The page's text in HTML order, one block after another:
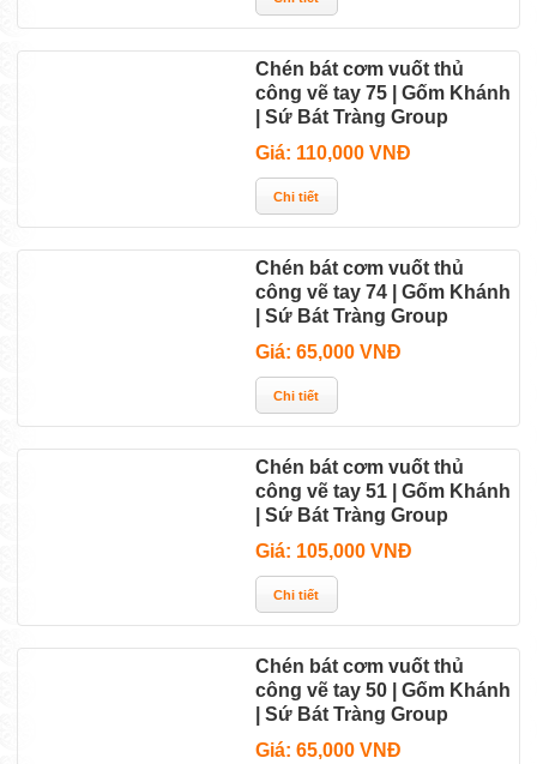
Chén bát cơm vuốt thủ
công vẽ tay 75 | Gốm Khánh
| Sứ Bát Tràng Group
Giá: 110,000 VNĐ
Chén bát cơm vuốt thủ
công vẽ tay 74 | Gốm Khánh
| Sứ Bát Tràng Group
Giá: 65,000 VNĐ
Chén bát cơm vuốt thủ
công vẽ tay 51 | Gốm Khánh
| Sứ Bát Tràng Group
Giá: 105,000 VNĐ
Chén bát cơm vuốt thủ
công vẽ tay 50 | Gốm Khánh
| Sứ Bát Tràng Group
Giá: 65,000 VNĐ